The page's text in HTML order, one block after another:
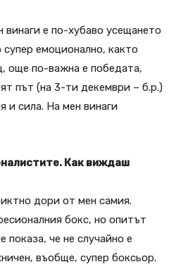
е по-хубаво усещането
емоционално, както
още по-важна е победата,
път (на 3-ти декември – б.р.)
и сила. На мен винаги
Как виждаш
дори от мен самия.
бокс, но опитът
че не случайно е
въобще, супер боксьор.